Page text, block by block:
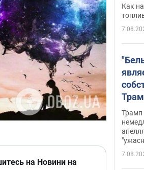
на Новини на
Как
Трамп